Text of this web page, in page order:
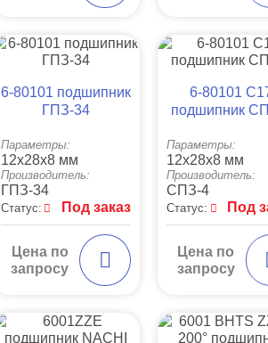
6-80101 подшипник
ГПЗ-34
Параметры:
12x28x8 мм
Производитель:
ГПЗ-34
Статус: Под заказ
Цена по
запросу
6-80101
подшипник
Параметры:
12x28x8 мм
Производитель:
СПЗ-4
Статус: Под
Цена по
запросу